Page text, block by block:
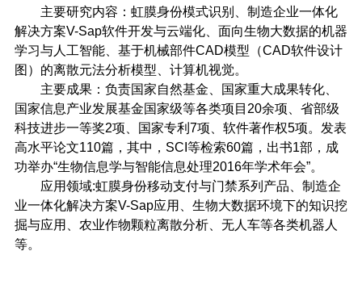
主要研究内容：虹膜身份模式识别、制造企业一体化
解决方案V-Sap软件开发与云端化、面向生物大数据的机器
学习与人工智能、基于机械部件CAD模型（CAD软件设计
图）的离散元法分析模型、计算机视觉。
主要成果：负责国家自然基金、国家重大成果转化、
国家信息产业发展基金国家级等各类项目20余项、省部级
科技进步一等奖2项、国家专利7项、软件著作权5项。发表
高水平论文110篇，其中，SCI等检索60篇，出书1部，成
功举办“生物信息学与智能信息处理2016年学术年会”。
应用领域:虹膜身份移动支付与门禁系列产品、制造企
业一体化解决方案V-Sap应用、生物大数据环境下的知识挖
掘与应用、农业作物颗粒离散分析、无人车等各类机器人
等。